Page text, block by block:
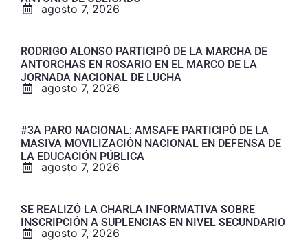
agosto 7, 2026
RODRIGO ALONSO PARTICIPÓ DE LA MARCHA DE
ANTORCHAS EN ROSARIO EN EL MARCO DE LA
JORNADA NACIONAL DE LUCHA
agosto 7, 2026
#3A PARO NACIONAL: AMSAFE PARTICIPÓ DE LA
MASIVA MOVILIZACIÓN NACIONAL EN DEFENSA DE
LA EDUCACIÓN PÚBLICA
agosto 7, 2026
SE REALIZÓ LA CHARLA INFORMATIVA SOBRE
INSCRIPCIÓN A SUPLENCIAS EN NIVEL SECUNDARIO
agosto 7, 2026